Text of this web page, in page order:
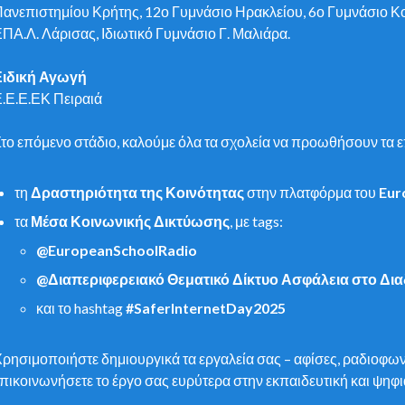
Κρήτης, 12ο Γυμνάσιο Ηρακλείου, 6ο Γυμνάσιο
Λάρισας, Ιδιωτικό Γυμνάσιο Γ. Μαλιάρα.
Αγωγή
Πειραιά
επόμενο στάδιο, καλούμε όλα τα σχολεία να προωθήσουν τα
τη Δραστηριότητα της Κοινότηταςστην πλατφόρμα του
τα Μέσα Κοινωνικής Δικτύωσης, με tags:
@EuropeanSchoolRadio
@Διαπεριφερειακό Θεματικό Δίκτυο Ασφάλεια στο
και το hashtag#SaferInternetDay2025
δημιουργικά τα εργαλεία σας – αφίσες,
το έργο σας ευρύτερα στην εκπαιδευτική και